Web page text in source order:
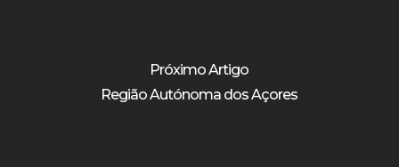
Próximo Artigo
Região Autónoma dos Açores